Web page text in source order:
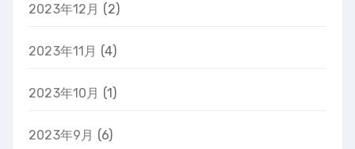
2023年12月 (2)
2023年11月 (4)
2023年10月 (1)
2023年9月 (6)